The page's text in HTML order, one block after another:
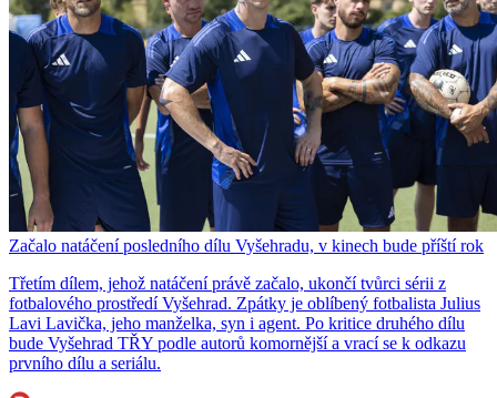
Začalo natáčení posledního dílu Vyšehradu, v kinech bude příští rok
Třetím dílem, jehož natáčení právě začalo, ukončí tvůrci sérii z
fotbalového prostředí Vyšehrad. Zpátky je oblíbený fotbalista Julius
Lavi Lavička, jeho manželka, syn i agent. Po kritice druhého dílu
bude Vyšehrad TŘY podle autorů komornější a vrací se k odkazu
prvního dílu a seriálu.